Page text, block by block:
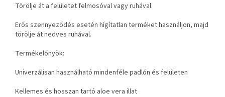
Törölje át a felületet felmosóval vagy ruhával.
Erős szennyeződés esetén hígítatlan terméket használjon, majd
törölje át nedves ruhával.
Termékelőnyök:
Univerzálisan használható mindenféle padlón és felületen
Kellemes és hosszan tartó aloe vera illat